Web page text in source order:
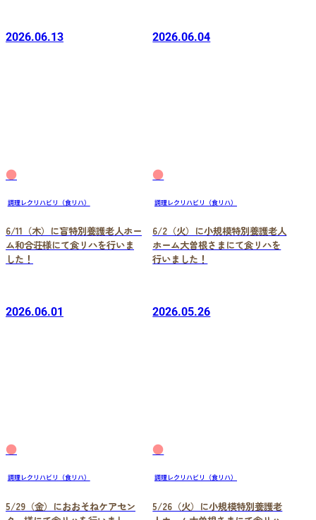
2026.06.13
●
調理レクリハビリ（食リハ）
6/11（木）に盲特別養護老人ホー
ム和合荘様にて食リハを行いま
した！
2026.06.04
●
調理レクリハビリ（食リハ）
6/2（火）に小規模特別養護老人
ホーム大曽根さまにて食リハを
行いました！
2026.06.01
●
調理レクリハビリ（食リハ）
5/29（金）におおそねケアセン
2026.05.26
●
調理レクリハビリ（食リハ）
5/26（火）に小規模特別養護老